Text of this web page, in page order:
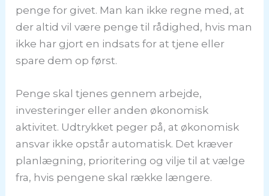
penge for givet. Man kan ikke regne med, at
der altid vil være penge til rådighed, hvis man
ikke har gjort en indsats for at tjene eller
spare dem op først.
Penge skal tjenes gennem arbejde,
investeringer eller anden økonomisk
aktivitet. Udtrykket peger på, at økonomisk
ansvar ikke opstår automatisk. Det kræver
planlægning, prioritering og vilje til at vælge
fra, hvis pengene skal række længere.